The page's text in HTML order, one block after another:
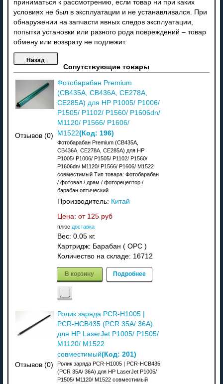
приниматься к рассмотрению, если товар ни при каких
условиях не был в эксплуатации и не устанавливался. При
обнаружении на запчасти явных следов эксплуатации,
попытки установки или разного рода повреждений – товар
обмену или возврату не подлежит.
Сопутствующие товары
Отзывов (0)
Фотобарабан Premium
(CB435A, CB436A, CE278A,
CE285A) для HP P1005/ P1006/
P1505/ P1102/ P1560/ P1606dn/
M1120/ P1566/ P1606/
M1522(Код: 196)
Фотобарабан Premium (CB435A,
CB436A, CE278A, CE285A) для HP
P1005/ P1006/ P1505/ P1102/ P1560/
P1606dn/ M1120/ P1566/ P1606/ M1522
совместимый Тип товара: Фотобарабан
/ фотовал / драм / фоторецептор /
барабан оптический
Производитель: Китай
Цена: от 125 руб
плюс доставка
Вес: 0.05 кг.
Картридж: Барабан ( OPC )
Количество на складе: 16712
В корзину Подробнее
Отзывов (0)
Ролик заряда PCR-H1005 |
PCR-HCB435 (PCR 35A/ 36A)
для HP LaserJet P1005/ P1505/
M1120/ M1522
совместимый(Код: 201)
Ролик заряда PCR-H1005 | PCR-HCB435
(PCR 35A/ 36A) для HP LaserJet P1005/
P1505/ M1120/ M1522 совместимый